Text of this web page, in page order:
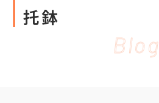
Blog
托鉢